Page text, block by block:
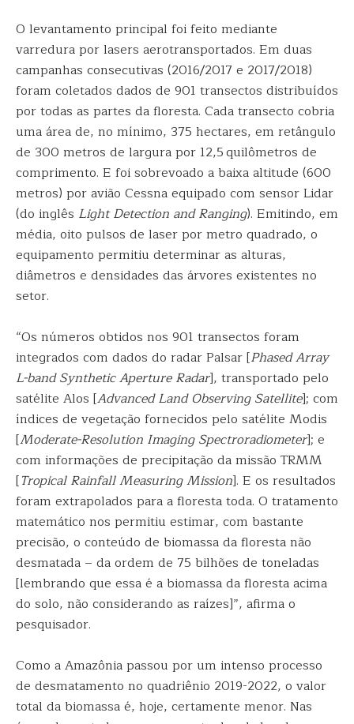
O levantamento principal foi feito mediante
varredura por lasers aerotransportados. Em duas
campanhas consecutivas (2016/2017 e 2017/2018)
foram coletados dados de 901 transectos distribuídos
por todas as partes da floresta. Cada transecto cobria
uma área de, no mínimo, 375 hectares, em retângulo
de 300 metros de largura por 12,5 quilômetros de
comprimento. E foi sobrevoado a baixa altitude (600
metros) por avião Cessna equipado com sensor Lidar
(do inglês Light Detection and Ranging). Emitindo, em
média, oito pulsos de laser por metro quadrado, o
equipamento permitiu determinar as alturas,
diâmetros e densidades das árvores existentes no
setor.
“Os números obtidos nos 901 transectos foram
integrados com dados do radar Palsar [Phased Array
L-band Synthetic Aperture Radar], transportado pelo
satélite Alos [Advanced Land Observing Satellite]; com
índices de vegetação fornecidos pelo satélite Modis
[Moderate-Resolution Imaging Spectroradiometer]; e
com informações de precipitação da missão TRMM
[Tropical Rainfall Measuring Mission]. E os resultados
foram extrapolados para a floresta toda. O tratamento
matemático nos permitiu estimar, com bastante
precisão, o conteúdo de biomassa da floresta não
desmatada – da ordem de 75 bilhões de toneladas
[lembrando que essa é a biomassa da floresta acima
do solo, não considerando as raízes]”, afirma o
pesquisador.
Como a Amazônia passou por um intenso processo
de desmatamento no quadriênio 2019-2022, o valor
total da biomassa é, hoje, certamente menor. Nas